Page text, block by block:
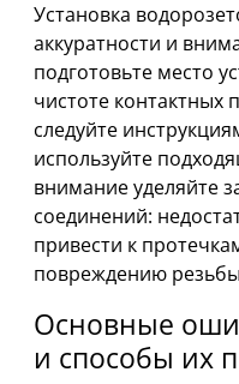
Установка
аккуратности и
подготовьте место
чистоте
следуйте
используйте
внимание уделяйте
соединений:
привести к
повреждению
Основные
и способы их